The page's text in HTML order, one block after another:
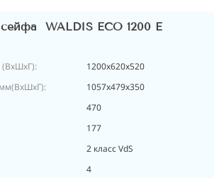
WALDIS ECO 1200 E
1200х620х520
1057х479х350
470
177
2 класс VdS
4